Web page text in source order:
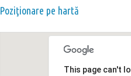
Poziţionare pe hartă
This page can't